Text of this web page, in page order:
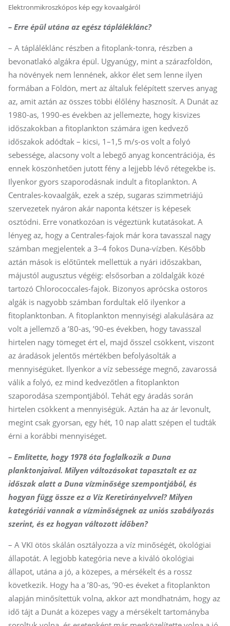
Elektronmikroszkópos kép egy kovaalgáról
– Erre épül utána az egész tápláléklánc?
– A tápláléklánc részben a fitoplank-tonra, részben a
bevonatlakó algákra épül. Ugyanúgy, mint a szárazföldön,
ha növények nem lennének, akkor élet sem lenne ilyen
formában a Földön, mert az általuk felépített szerves anyag
az, amit aztán az összes többi élőlény hasznosít. A Dunát az
1980-as, 1990-es években az jellemezte, hogy kisvizes
időszakokban a fitoplankton számára igen kedvező
időszakok adódtak – kicsi, 1–1,5 m/s-os volt a folyó
sebessége, alacsony volt a lebegő anyag koncentrációja, és
ennek köszönhetően jutott fény a lejjebb lévő rétegekbe is.
Ilyenkor gyors szaporodásnak indult a fitoplankton. A
Centrales-kovaalgák, ezek a szép, sugaras szimmetriájú
szervezetek nyáron akár naponta kétszer is képesek
osztódni. Erre vonatkozóan is végeztünk kutatásokat. A
lényeg az, hogy a Centrales-fajok már kora tavasszal nagy
számban megjelentek a 3–4 fokos Duna-vízben. Később
aztán mások is előtűntek mellettük a nyári időszakban,
májustól augusztus végéig: elsősorban a zöldalgák közé
tartozó Chlorococcales-fajok. Bizonyos aprócska ostoros
algák is nagyobb számban fordultak elő ilyenkor a
fitoplanktonban. A fitoplankton mennyiségi alakulására az
volt a jellemző a ’80-as, ’90-es években, hogy tavasszal
hirtelen nagy tömeget ért el, majd ősszel csökkent, viszont
az áradások jelentős mértékben befolyásolták a
mennyiségüket. Ilyenkor a víz sebessége megnő, zavarossá
válik a folyó, ez mind kedvezőtlen a fitoplankton
szaporodása szempontjából. Tehát egy áradás során
hirtelen csökkent a mennyiségük. Aztán ha az ár levonult,
megint csak gyorsan, egy hét, 10 nap alatt szépen el tudták
érni a korábbi mennyiséget.
– Említette, hogy 1978 óta foglalkozik a Duna
planktonjaival. Milyen változásokat tapasztalt ez az
időszak alatt a Duna vízminősége szempontjából, és
hogyan függ össze ez a Víz Keretirányelvvel? Milyen
kategóriái vannak a vízminőségnek az uniós szabályozás
szerint, és ez hogyan változott időben?
– A VKI ötös skálán osztályozza a víz minőségét, ökológiai
állapotát. A legjobb kategória neve a kiváló ökológiai
állapot, utána a jó, a közepes, a mérsékelt és a rossz
következik. Hogy ha a ’80-as, ’90-es éveket a fitoplankton
alapján minősítettük volna, akkor azt mondhatnám, hogy az
idő tájt a Dunát a közepes vagy a mérsékelt tartományba